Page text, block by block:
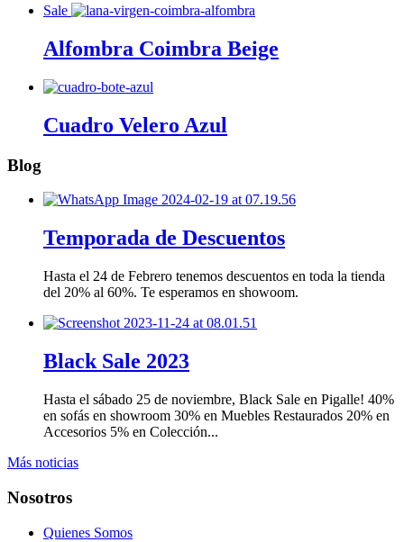
Sale
Alfombra Coimbra Beige
Cuadro Velero Azul
Blog
Temporada de Descuentos
Hasta el 24 de Febrero tenemos descuentos en toda la tienda
del 20% al 60%. Te esperamos en showoom.
Black Sale 2023
Hasta el sábado 25 de noviembre, Black Sale en Pigalle! 40%
en sofás en showroom 30% en Muebles Restaurados 20% en
Accesorios 5% en Colección...
Más noticias
Nosotros
Quienes Somos